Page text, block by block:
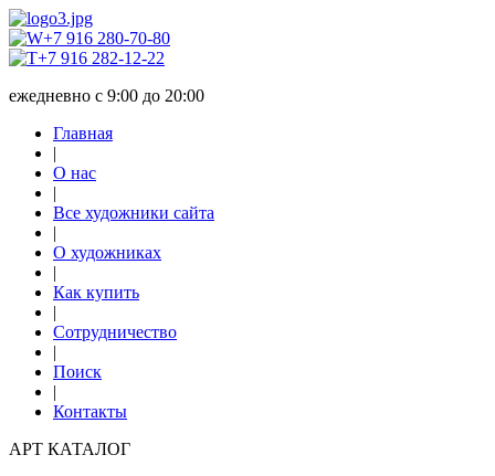
+7 916 280-70-80
+7 916 282-12-22
ежедневно с 9:00 до 20:00
Главная
|
О нас
|
Все художники сайта
|
О художниках
|
Как купить
|
Сотрудничество
|
Поиск
|
Контакты
АРТ КАТАЛОГ